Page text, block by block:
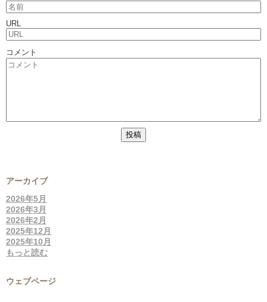
URL
コメント
アーカイブ
2026年5月
2026年3月
2026年2月
2025年12月
2025年10月
もっと読む
ウェブページ